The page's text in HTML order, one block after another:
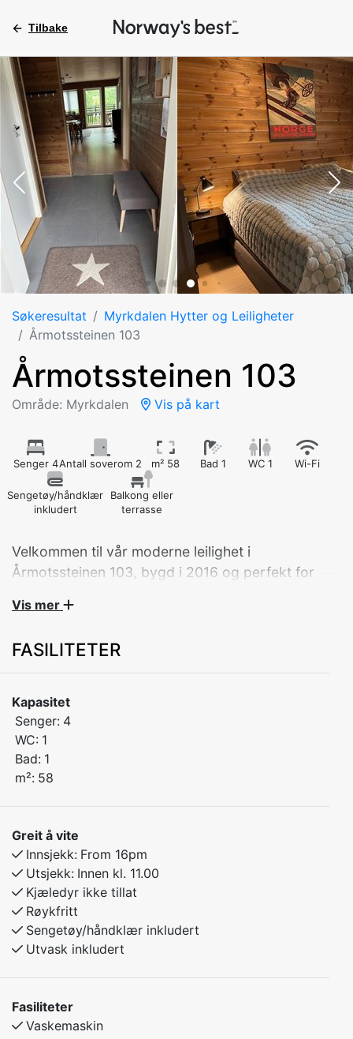
Tilbake
Søkeresultat
Myrkdalen Hytter og Leiligheter
Årmotssteinen 103
Årmotssteinen 103
Område: Myrkdalen Vis på kart
Senger 4Antall soverom 2 m² 58 Bad 1 WC 1 Wi-Fi
Sengetøy/håndklær
inkludert
Balkong eller
terrasse
Velkommen til vår moderne leilighet i
Årmotssteinen 103, bygd i 2016 og perfekt for
trenger for et avslappende opphold:
Soverom 2: Familiekøyeseng med 150 cm bred
underkøye og 90 cm bred overkøye – passer både for
barn og voksne
Fullt utstyrt kjøkken, romslig stue og moderne bad
lading av elbil
Gratis WiFi og parkering inkludert
Leiligheten ligger i rolige omgivelser med kort vei til
både ski og turterreng.
Vis mer
FASILITETER
Kapasitet
Senger: 4
WC: 1
Bad: 1
m²: 58
Greit å vite
Innsjekk: From 16pm
Utsjekk: Innen kl. 11.00
Kjæledyr ikke tillat
Røykfritt
Sengetøy/håndklær inkludert
Utvask inkludert
Fasiliteter
Vaskemaskin